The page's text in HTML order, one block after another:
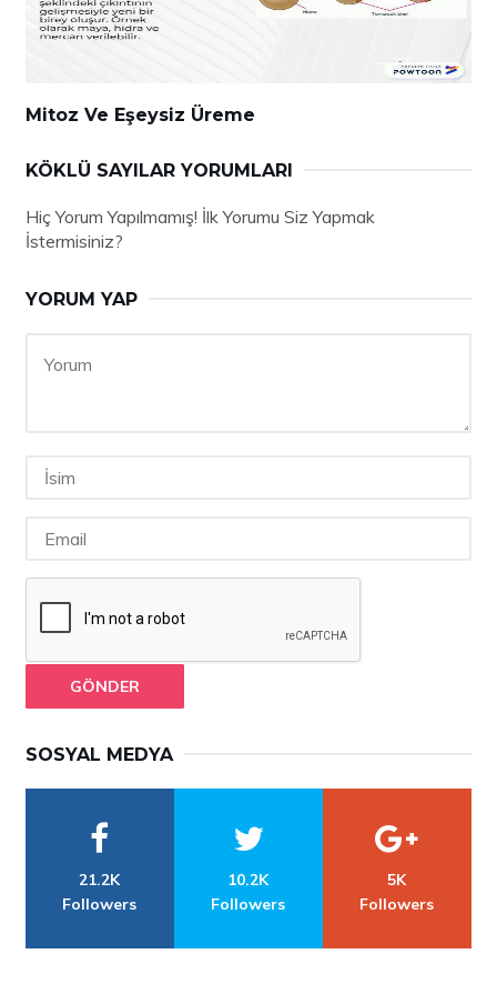
Mitoz Ve Eşeysiz Üreme
KÖKLÜ SAYILAR YORUMLARI
Hiç Yorum Yapılmamış! İlk Yorumu Siz Yapmak
İstermisiniz?
YORUM YAP
GÖNDER
SOSYAL MEDYA
21.2K
Followers
10.2K
Followers
5K
Followers